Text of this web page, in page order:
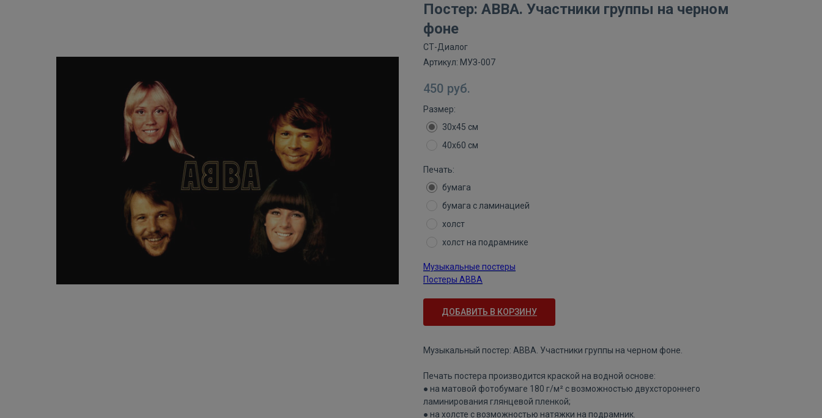
Постер: ABBA. Участники группы на черном
фоне
СТ-Диалог
Артикул: МУЗ-007
450 руб.
Размер:
30х45 см
40х60 см
Печать:
бумага
бумага с ламинацией
холст
холст на подрамнике
Музыкальные постеры
Постеры ABBA
ДОБАВИТЬ В КОРЗИНУ
Музыкальный постер: ABBA. Участники группы на черном фоне.
Печать постера производится краской на водной основе:
● на матовой фотобумаге 180 г/м² с возможностью двухстороннего
ламинирования глянцевой пленкой;
● на холсте с возможностью натяжки на подрамник.